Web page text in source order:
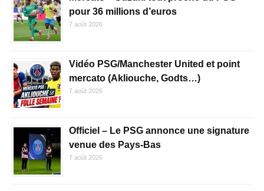
pour 36 millions d’euros
7 août 2026
Vidéo PSG/Manchester United et point
mercato (Akliouche, Godts…)
7 août 2026
Officiel – Le PSG annonce une signature
venue des Pays-Bas
7 août 2026